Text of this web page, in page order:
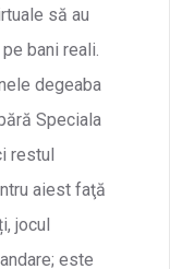
să au
bani reali.
degeaba
Speciala
restul
aiest faţă
jocul
este